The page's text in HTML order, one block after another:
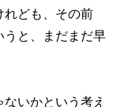
れども、その前
うと、まだまだ早
いかという考え